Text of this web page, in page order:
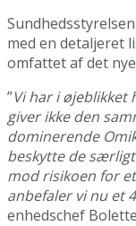
med en detaljeret
omfattet af det
”Vi har i øjeblikket
giver ikke den
dominerende
beskytte de
mod risikoen for
anbefaler vi nu et
enhedschef